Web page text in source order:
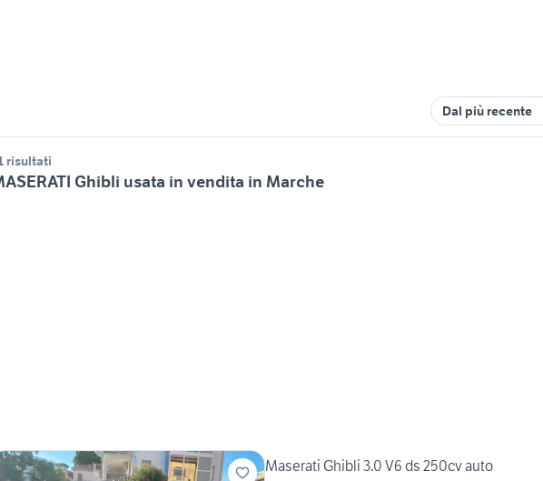
Dal più recente
risultati
Ghibli usata in vendita in Marche
Maserati Ghibli 3.0 V6 ds 250cv auto